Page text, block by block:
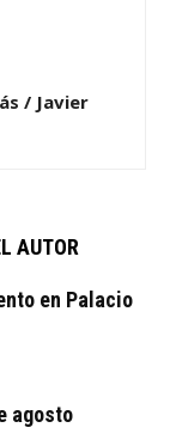
/ Javier
AUTOR
en Palacio
agosto